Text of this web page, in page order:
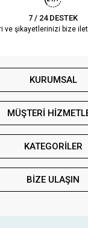
7 / 24 DESTEK
ve şikayetlerinizi bize
KURUMSAL
MÜŞTERİ
KATEGORİLER
BİZE ULAŞIN